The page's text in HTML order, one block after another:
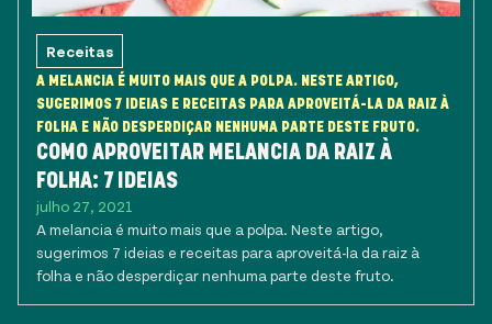
Receitas
A MELANCIA É MUITO MAIS QUE A POLPA. NESTE ARTIGO,
SUGERIMOS 7 IDEIAS E RECEITAS PARA APROVEITÁ-LA DA RAIZ À
FOLHA E NÃO DESPERDIÇAR NENHUMA PARTE DESTE FRUTO.
COMO APROVEITAR MELANCIA DA RAIZ À
FOLHA: 7 IDEIAS
julho 27, 2021
A melancia é muito mais que a polpa. Neste artigo,
sugerimos 7 ideias e receitas para aproveitá-la da raiz à
folha e não desperdiçar nenhuma parte deste fruto.